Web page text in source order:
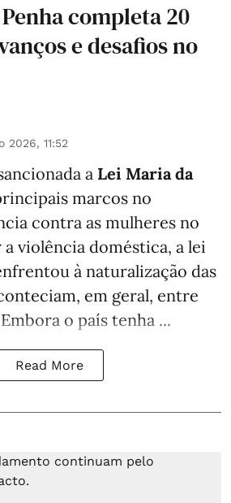
completa 20
e desafios no
2026, 11:52
a Lei Maria da
marcos no
contra as mulheres no
violência doméstica, a lei
à naturalização das
em geral, entre
o país tenha ...
Read More